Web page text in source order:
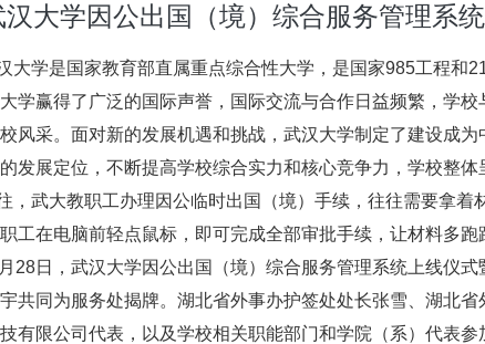
汉大学因公出国（境）综合服务管理系
学是国家教育部直属重点综合性大学，是国家985工程和
学赢得了广泛的国际声誉，国际交流与合作日益频繁，学
风采。面对新的发展机遇和挑战，武汉大学制定了建设成
发展定位，不断提高学校综合实力和核心竞争力，学校整体
武大教职工办理因公临时出国（境）手续，往往需要拿着
工在电脑前轻点鼠标，即可完成全部审批手续，让材料多跑
日，武汉大学因公出国（境）综合服务管理系统上线仪式
共同为服务处揭牌。湖北省外事办护签处处长张雪、湖北
有限公司代表，以及学校相关职能部门和学院（系）代表参